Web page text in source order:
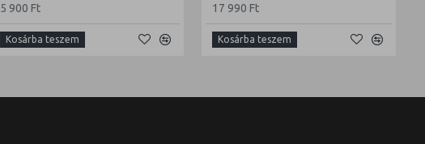
5 900 Ft
Kosárba teszem
17 990 Ft
Kosárba teszem